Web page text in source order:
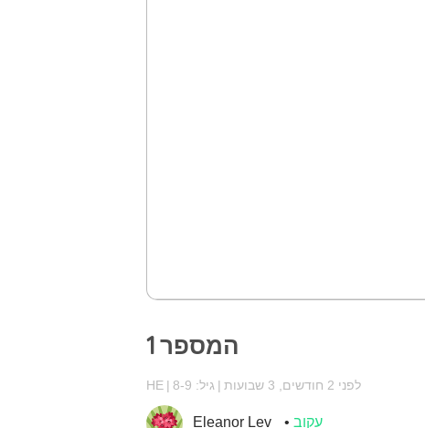
המספר 1
HE גיל: 8-9 לפני 2 חודשים, 3 שבועות
Eleanor Lev עקוב